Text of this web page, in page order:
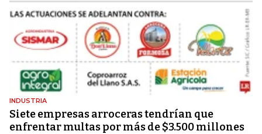
INDUSTRIA
Siete empresas arroceras tendrían que
enfrentar multas por más de $3.500 millones